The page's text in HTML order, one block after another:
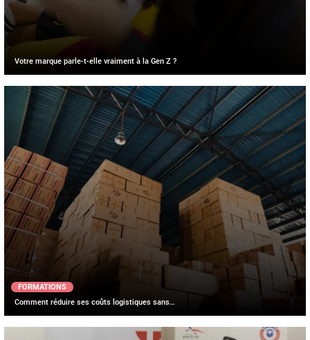
Votre marque parle-t-elle vraiment à la Gen Z ?
FORMATIONS
Comment réduire ses coûts logistiques sans…